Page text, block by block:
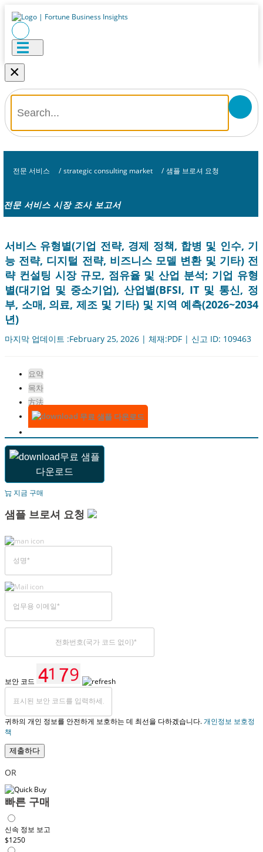
×
전문 서비스 / strategic consulting market / 샘플 브로셔 요청
전문 서비스 시장 조사 보고서
서비스 유형별(기업 전략, 경제 정책, 합병 및 인수, 기
능 전략, 디지털 전략, 비즈니스 모델 변환 및 기타) 전
략 컨설팅 시장 규모, 점유율 및 산업 분석; 기업 유형
별(대기업 및 중소기업), 산업별(BFSI, IT 및 통신, 정
부, 소매, 의료, 제조 및 기타) 및 지역 예측(2026~2034
년)
마지막 업데이트 :February 25, 2026 | 체재:PDF | 신고 ID: 109463
요약
목차
方法
무료 샘플 다운로드
무료 샘플
다운로드
지금 구매
샘플 브로셔 요청
보안 코드
귀하의 개인 정보를 안전하게 보호하는 데 최선을 다하겠습니다.개인정보 보호정
책
제출하다
OR
빠른 구매
신속 정보 보고
$1250